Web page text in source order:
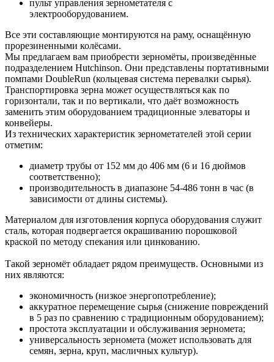
пульт управления зернометателя с
электрооборудованием.
Все эти составляющие монтируются на раму, оснащённую
прорезиненными колёсами.
Мы предлагаем вам приобрести зерномёты, произведённые
подразделением Hutchinson. Они представлены портативными
помпами DoubleRun (кольцевая система перевалки сырья).
Транспортировка зерна может осуществляться как по
горизонтали, так и по вертикали, что даёт возможность
заменить этим оборудованием традиционные элеваторы и
конвейеры.
Из технических характеристик зернометателей этой серии
отметим:
диаметр трубы от 152 мм до 406 мм (6 и 16 дюймов
соответственно);
производительность в диапазоне 54-486 тонн в час (в
зависимости от длины системы).
Материалом для изготовления корпуса оборудования служит
сталь, которая подвергается окрашиванию порошковой
краской по методу спекания или цинкованию.
Такой зерномёт обладает рядом преимуществ. Основными из
них являются:
экономичность (низкое энергопотребление);
аккуратное перемещение сырья (снижение повреждений
в 5 раз по сравнению с традиционным оборудованием);
простота эксплуатации и обслуживания зерномета;
универсальность зерномета (может использовать для
семян, зерна, круп, масличных культур).